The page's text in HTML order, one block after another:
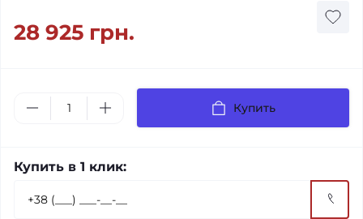
28 925 грн.
Купить
Купить в 1 клик: